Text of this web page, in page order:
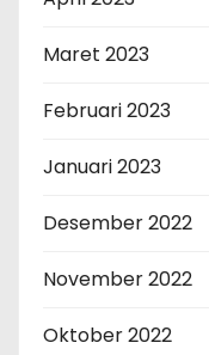
Maret 2023
Februari 2023
Januari 2023
Desember 2022
November 2022
Oktober 2022